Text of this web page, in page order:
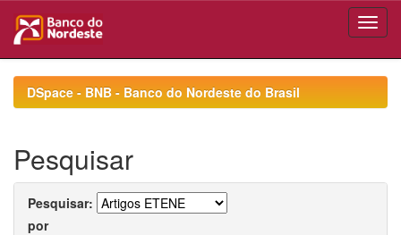
navigationDSpace - BNB - Banco do Nordeste do Brasil
Pesquisar
Pesquisar:
por